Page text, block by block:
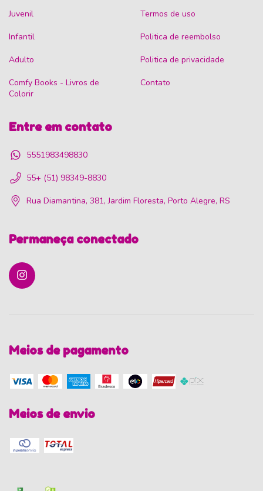
Juvenil
Infantil
Adulto
Comfy Books - Livros de
Colorir
Termos de uso
Politica de reembolso
Politica de privacidade
Contato
Entre em contato
5551983498830
55+ (51) 98349-8830
Rua Diamantina, 381, Jardim Floresta, Porto Alegre, RS
Permaneça conectado
Meios de pagamento
Meios de envio